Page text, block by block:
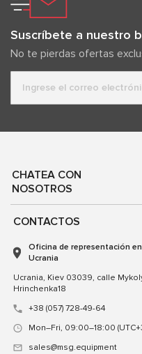
Suscríbete a nuestro
No te pierdas ofertas
CHATEA CON
NOSOTROS
CONTACTOS
Oficina de representación en
Ucrania
Ucrania, Kiev 03039, calle
Hrinchenka18
+38 (057) 728-49-64
Mon–Fri, 09:00–18:00
sales@msg.equipment